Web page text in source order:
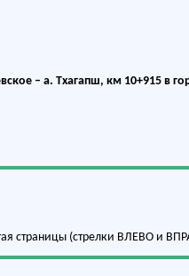
– а. Тхагапш, км 10+915 в
страницы (стрелки ВЛЕВО и